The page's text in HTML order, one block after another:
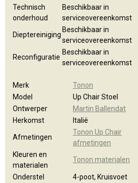
Technisch
onderhoud
Beschikbaar in
serviceovereenkomst
Dieptereiniging
Beschikbaar in
serviceovereenkomst
Reconfiguratie
Beschikbaar in
serviceovereenkomst
Merk
Tonon
Model
Up Chair Stoel
Ontwerper
Martin Ballendat
Herkomst
Italië
Afmetingen
Tonon Up Chair
afmetingen
Kleuren en
materialen
Tonon materialen
Onderstel 4-poot, Kruisvoet